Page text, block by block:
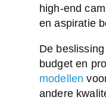
high-end
en aspiratie
De
budget en
modellen
andere